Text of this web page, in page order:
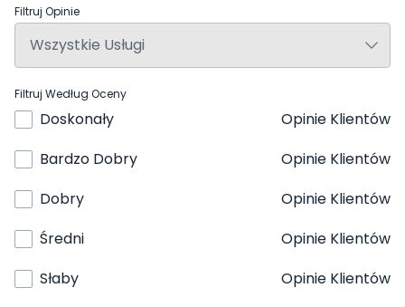
Filtruj Opinie
Filtruj Według Oceny
Doskonały
Opinie Klientów
Bardzo Dobry
Opinie Klientów
Dobry
Opinie Klientów
Średni
Opinie Klientów
Słaby
Opinie Klientów